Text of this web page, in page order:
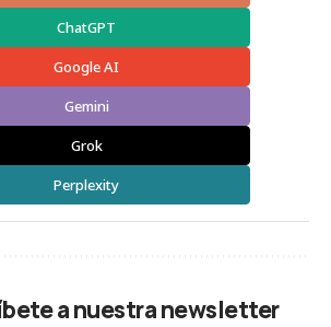
ChatGPT
Google AI
Gemini
Grok
Perplexity
a nuestra newsletter